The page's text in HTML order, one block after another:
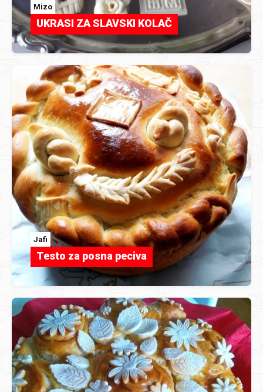
Mizo
UKRASI ZA SLAVSKI KOLAČ
Jafi
Testo za posna peciva